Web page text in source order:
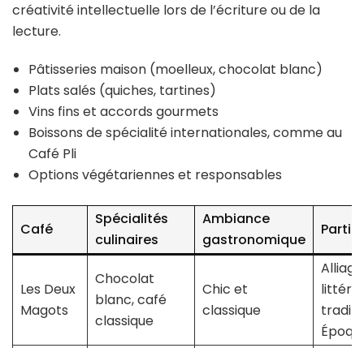
créativité intellectuelle lors de l’écriture ou de la
lecture.
Pâtisseries maison (moelleux, chocolat blanc)
Plats salés (quiches, tartines)
Vins fins et accords gourmets
Boissons de spécialité internationales, comme au
Café Pli
Options végétariennes et responsables
Café
Spécialités
culinaires
Ambiance
gastronomique
Les Deux
Magots
Chocolat
blanc, café
classique
Chic et
classique